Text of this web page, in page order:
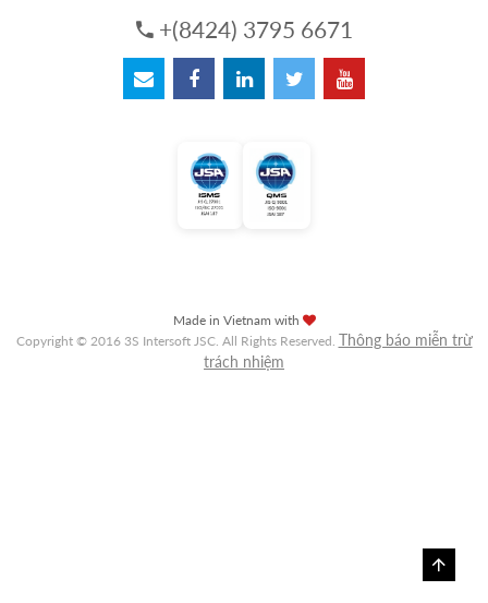
+(8424) 3795 6671
Made in Vietnam with
Copyright © 2016 3S Intersoft JSC. All Rights Reserved. Thông báo miễn trừ
trách nhiệm